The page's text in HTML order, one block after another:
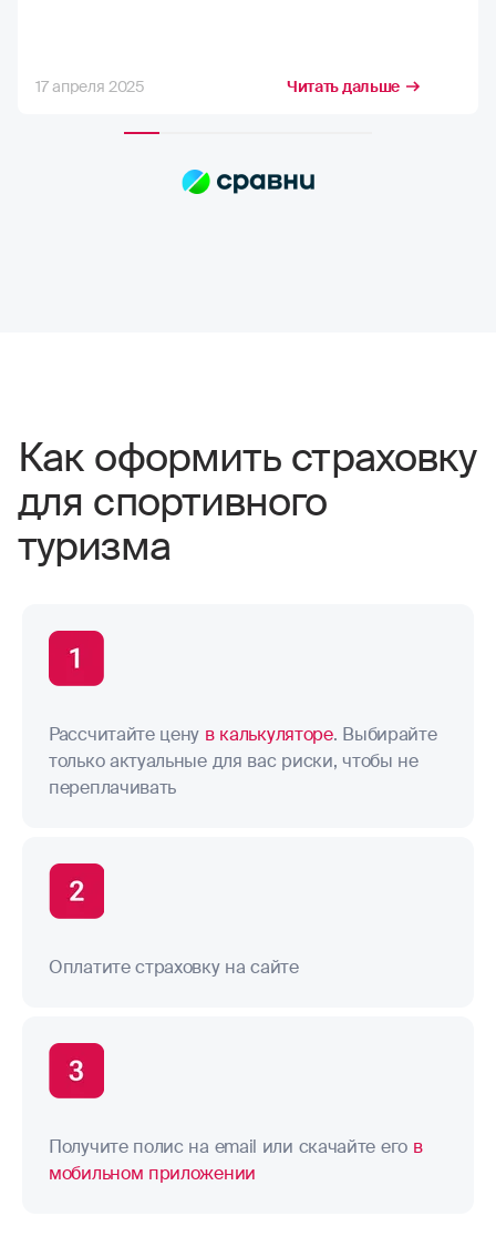
17 апреля 2025 Читать дальше
Как оформить страховку
для спортивного
туризма
Рассчитайте цену в калькуляторе. Выбирайте
только актуальные для вас риски, чтобы не
переплачивать
Оплатите страховку на сайте
Получите полис на email или скачайте его в
мобильном приложении